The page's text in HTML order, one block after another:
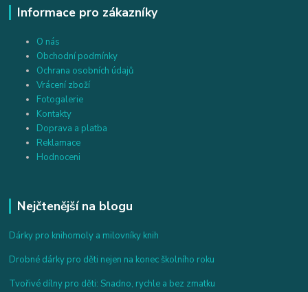
Informace pro zákazníky
O nás
Obchodní podmínky
Ochrana osobních údajů
Vrácení zboží
Fotogalerie
Kontakty
Doprava a platba
Reklamace
Hodnoceni
Nejčtenější na blogu
Dárky pro knihomoly a milovníky knih
Drobné dárky pro děti nejen na konec školního roku
Tvořivé dílny pro děti: Snadno, rychle a bez zmatku